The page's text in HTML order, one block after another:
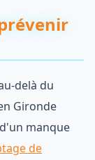
delà du
Gironde
manque
de